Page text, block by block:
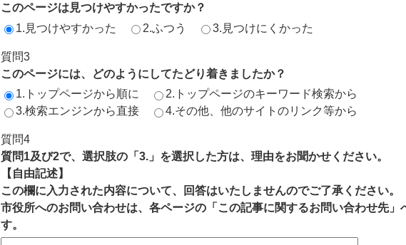
このページは見つけやすかったですか？
1.見つけやすかった
2.ふつう 3.見つけにくかった
質問3
このページには、どのようにしてたどり着きましたか？
1.トップページから順に
2.トップページのキーワード検索から
3.検索エンジンから直接
4.その他、他のサイトのリンク等から
質問4
質問1及び2で、選択肢の「3.」を選択した方は、理由をお聞かせください。
【自由記述】
この欄に入力された内容について、回答はいたしませんのでご了承ください。
市役所へのお問い合わせは、各ページの「この記事に関するお問い合わせ先」
す。